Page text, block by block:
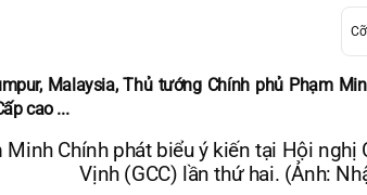
Malaysia, Thủ tướng Chính phủ Phạm
cao ...